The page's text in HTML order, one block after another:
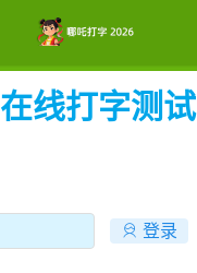
在线打字测试
登录